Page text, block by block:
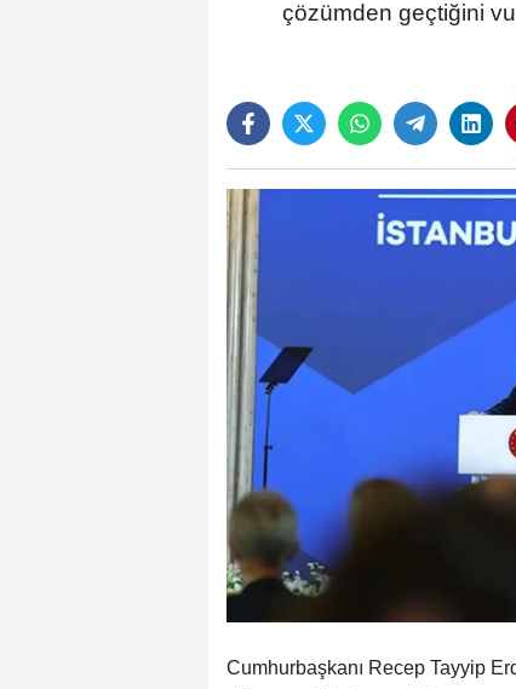
çözümden geçtiğini
Cumhurbaşkanı Recep Tayyip